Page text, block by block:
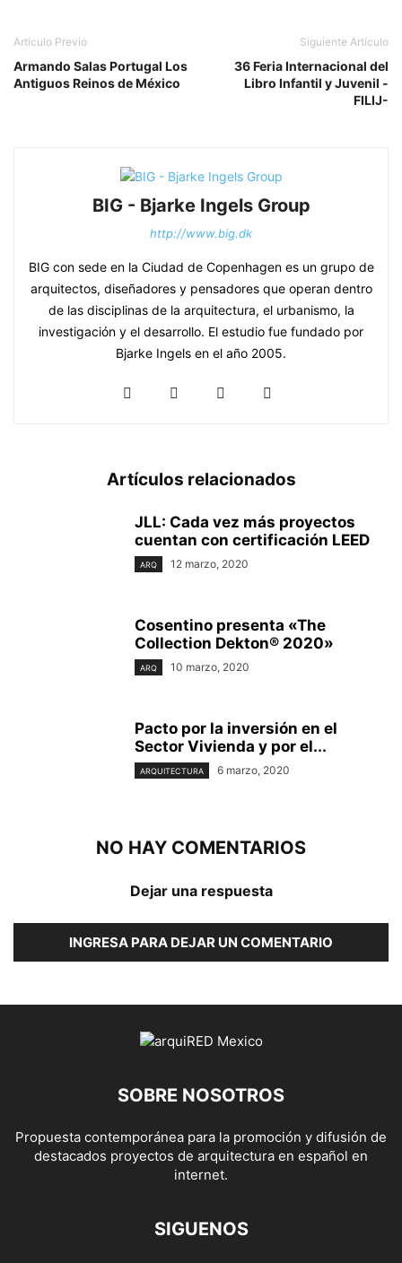
BIG
BIG & Hyperloop One Reveal Joint Vision for the Future of Mobility : Render ©
BIG
Artículo Previo
Armando Salas Portugal Los
Antiguos Reinos de México
Siguiente Artículo
36 Feria Internacional del
Libro Infantil y Juvenil -
FILIJ-
BIG - Bjarke Ingels Group
http://www.big.dk
BIG con sede en la Ciudad de Copenhagen es un grupo de
arquitectos, diseñadores y pensadores que operan dentro
de las disciplinas de la arquitectura, el urbanismo, la
investigación y el desarrollo. El estudio fue fundado por
Bjarke Ingels en el año 2005.
Artículos relacionados
JLL: Cada vez más proyectos
cuentan con certificación LEED
ARQ 12 marzo, 2020
Cosentino presenta «The
Collection Dekton® 2020»
ARQ 10 marzo, 2020
Pacto por la inversión en el
Sector Vivienda y por el...
ARQUITECTURA 6 marzo, 2020
NO HAY COMENTARIOS
Dejar una respuesta
INGRESA PARA DEJAR UN COMENTARIO
SOBRE NOSOTROS
Propuesta contemporánea para la promoción y difusión de
destacados proyectos de arquitectura en español en
internet.
SIGUENOS